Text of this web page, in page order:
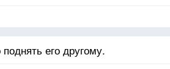
его другому.